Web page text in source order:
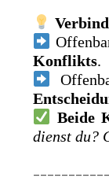
Konflikts.
Beide
dienst du?